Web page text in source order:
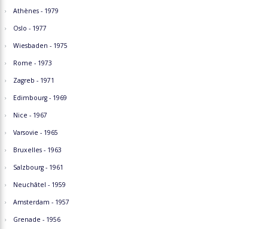
Athènes - 1979
Oslo - 1977
Wiesbaden - 1975
Rome - 1973
Zagreb - 1971
Edimbourg - 1969
Nice - 1967
Varsovie - 1965
Bruxelles - 1963
Salzbourg - 1961
Neuchâtel - 1959
Amsterdam - 1957
Grenade - 1956